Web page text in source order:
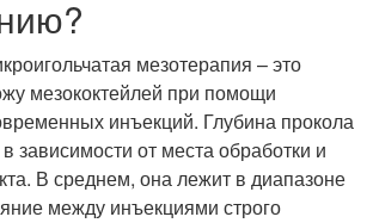
мезотерапия – это
мезококтейлей при помощи
инъекций. Глубина прокола
зависимости от места обработки и
В среднем, она лежит в диапазоне
между инъекциями строго